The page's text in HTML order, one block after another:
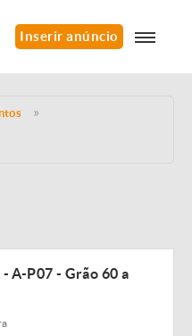
Inserir anúncio
A-P07 - Grão 60 a